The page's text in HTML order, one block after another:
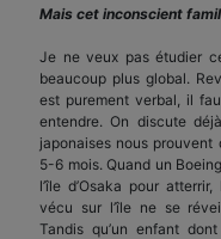
Mais cet inconscient
Je ne veux pas étudier
beaucoup plus global.
est purement verbal, il
entendre. On discute
japonaises nous prouvent
5-6 mois. Quand un
l’île d’Osaka pour
vécu sur l’île ne se
Tandis qu’un enfant